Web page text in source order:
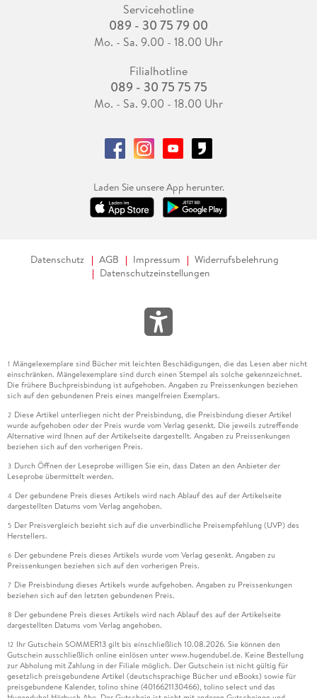
Servicehotline
089 - 30 75 79 00
Mo. - Sa. 9.00 - 18.00 Uhr
Filialhotline
089 - 30 75 75 75
Mo. - Sa. 9.00 - 18.00 Uhr
Laden Sie unsere App herunter.
Datenschutz AGB Impressum
Widerrufsbelehrung
Datenschutzeinstellungen
1 Mängelexemplare sind Bücher mit leichten Beschädigungen, die das Lesen aber nicht
einschränken. Mängelexemplare sind durch einen Stempel als solche gekennzeichnet.
Die frühere Buchpreisbindung ist aufgehoben. Angaben zu Preissenkungen beziehen
sich auf den gebundenen Preis eines mangelfreien Exemplars.
2 Diese Artikel unterliegen nicht der Preisbindung, die Preisbindung dieser Artikel
wurde aufgehoben oder der Preis wurde vom Verlag gesenkt. Die jeweils zutreffende
Alternative wird Ihnen auf der Artikelseite dargestellt. Angaben zu Preissenkungen
beziehen sich auf den vorherigen Preis.
3 Durch Öffnen der Leseprobe willigen Sie ein, dass Daten an den Anbieter der
Leseprobe übermittelt werden.
4 Der gebundene Preis dieses Artikels wird nach Ablauf des auf der Artikelseite
dargestellten Datums vom Verlag angehoben.
5 Der Preisvergleich bezieht sich auf die unverbindliche Preisempfehlung (UVP) des
Herstellers.
6 Der gebundene Preis dieses Artikels wurde vom Verlag gesenkt. Angaben zu
Preissenkungen beziehen sich auf den vorherigen Preis.
7 Die Preisbindung dieses Artikels wurde aufgehoben. Angaben zu Preissenkungen
beziehen sich auf den letzten gebundenen Preis.
8 Der gebundene Preis dieses Artikels wird nach Ablauf des auf der Artikelseite
dargestellten Datums vom Verlag angehoben.
12 Ihr Gutschein SOMMER13 gilt bis einschließlich 10.08.2026. Sie können den
Gutschein ausschließlich online einlösen unter www.hugendubel.de. Keine Bestellung
zur Abholung mit Zahlung in der Filiale möglich. Der Gutschein ist nicht gültig für
gesetzlich preisgebundene Artikel (deutschsprachige Bücher und eBooks) sowie für
preisgebundene Kalender, tolino shine (4016621130466), tolino select und das